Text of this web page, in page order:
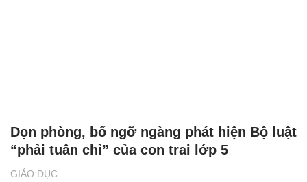
GIÁO DỤC
Dọn phòng, bố ngỡ ngàng phát hiện Bộ luật
“phải tuân chỉ” của con trai lớp 5